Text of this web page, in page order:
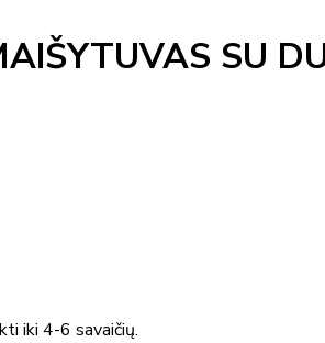
SU
iki 4-6 savaičių.